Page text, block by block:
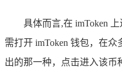
具体而言,在 imToken
需打开 imToken 钱包，在
出的那一种，点击进入该币